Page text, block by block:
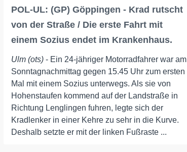
POL-UL: (GP) Göppingen - Krad rutscht
von der Straße / Die erste Fahrt mit
einem Sozius endet im Krankenhaus.
Ulm (ots)- Ein 24-jähriger Motorradfahrer war am
Sonntagnachmittag gegen 15.45 Uhr zum ersten
Mal mit einem Sozius unterwegs. Als sie von
Hohenstaufen kommend auf der Landstraße in
Richtung Lenglingen fuhren, legte sich der
Kradlenker in einer Kehre zu sehr in die Kurve.
Deshalb setzte er mit der linken Fußraste ...